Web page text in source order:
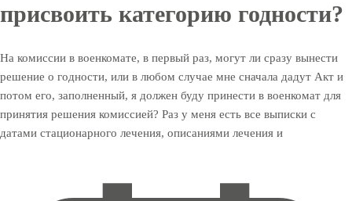
присвоить категорию годности?
На комиссии в военкомате, в первый раз, могут ли сразу вынести
решение о годности, или в любом случае мне сначала дадут Акт и
потом его, заполненный, я должен буду принести в военкомат для
принятия решения комиссией? Раз у меня есть все выписки с
датами стационарного лечения, описаниями лечения и